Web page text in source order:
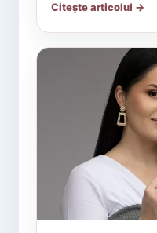
Citește articolul →